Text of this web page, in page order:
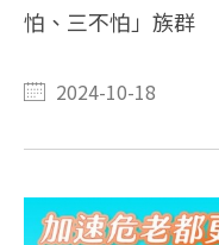
怕、三不怕」族群
2024-10-18